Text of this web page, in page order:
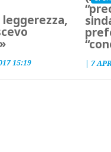
15:19 | 7